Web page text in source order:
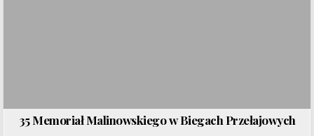
35 Memoriał Malinowskiego w Biegach Przełajowych